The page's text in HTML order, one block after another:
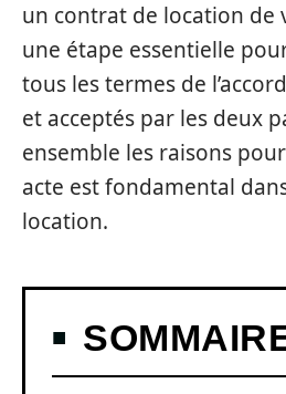
un contrat de location de
une étape essentielle
tous les termes de
et acceptés par les deux
ensemble les raisons
acte est fondamental
location.